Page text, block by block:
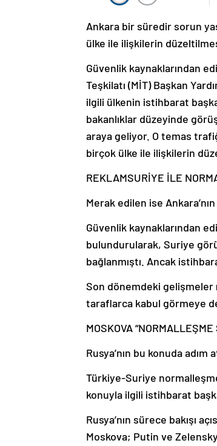
Ankara bir süredir sorun
ülke ile ilişkilerin
Güvenlik kaynaklarından
Teşkilatı (MİT) Başkan
ilgili ülkenin istihbarat
bakanlıklar düzeyinde
araya geliyor. O temas
birçok ülke ile ilişkilerin
REKLAMSURİYE İLE
Merak edilen ise
Güvenlik kaynaklarından
bulundurularak, Suriye
bağlanmıştı. Ancak
Son dönemdeki gelişmeler
taraflarca kabul görmeye
MOSKOVA
Rusya’nın bu konuda
Türkiye-Suriye
konuyla ilgili istihbarat
Rusya’nın sürece bakışı
Moskova; Putin ve